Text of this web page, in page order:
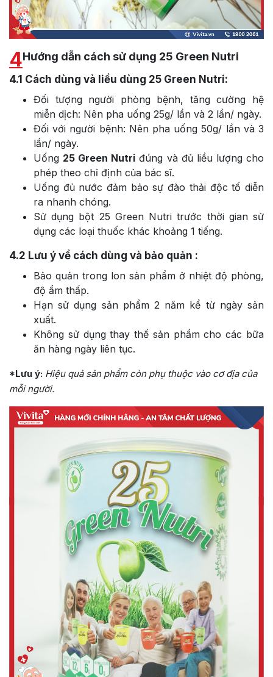
4Hướng dẫn cách sử dụng 25 Green Nutri
4.1 Cách dùng và liều dùng 25 Green Nutri:
Đối tượng người phòng bệnh, tăng cường hệ
miễn dịch: Nên pha uống 25g/ lần và 2 lần/ ngày.
Đối với người bệnh: Nên pha uống 50g/ lần và 3
lần/ ngày.
Uống 25 Green Nutri đúng và đủ liều lượng cho
phép theo chỉ định của bác sĩ.
Uống đủ nước đảm bảo sự đào thải độc tố diễn
ra nhanh chóng.
Sử dụng bột 25 Green Nutri trước thời gian sử
dụng các loại thuốc khác khoảng 1 tiếng.
4.2 Lưu ý về cách dùng và bảo quản :
Bảo quản trong lon sản phẩm ở nhiệt độ phòng,
độ ẩm thấp.
Hạn sử dụng sản phẩm 2 năm kể từ ngày sản
xuất.
Không sử dụng thay thế sản phẩm cho các bữa
ăn hàng ngày liên tục.
*Lưu ý: Hiệu quả sản phẩm còn phụ thuộc vào cơ địa của
mỗi người.